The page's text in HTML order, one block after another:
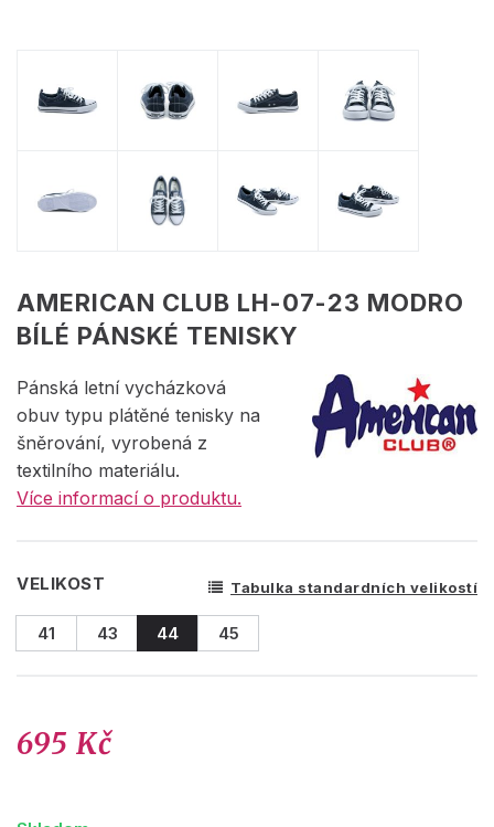
AMERICAN CLUB LH-07-23 MODRO
BÍLÉ PÁNSKÉ TENISKY
Pánská letní vycházková
obuv typu plátěné tenisky na
šněrování, vyrobená z
textilního materiálu.
Více informací o produktu.
VELIKOST Tabulka standardních velikostí
41 43 44 45
695 Kč